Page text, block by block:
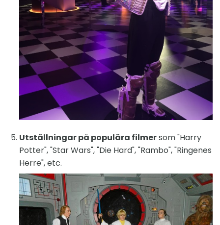
Utställningar på populära filmersom "Harry
Potter", "Star Wars", "Die Hard", "Rambo", "Ringenes
Herre", etc.